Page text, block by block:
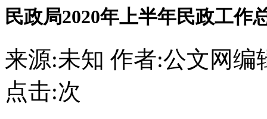
民政局2020年上半年民政工作
来源:未知 作者:公文网编
点击:次